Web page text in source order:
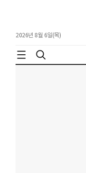
2026년 8월 6일(목)